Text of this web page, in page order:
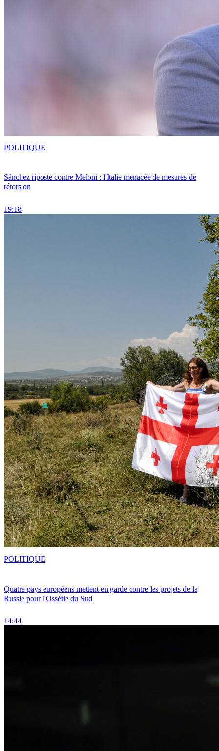
Sánchez riposte contre Meloni : l'Italie menacée de mesures de
rétorsion
19:18
POLITIQUE
Quatre pays européens mettent en garde contre les projets de la
Russie pour l'Ossétie du Sud
14:44
POLITIQUE